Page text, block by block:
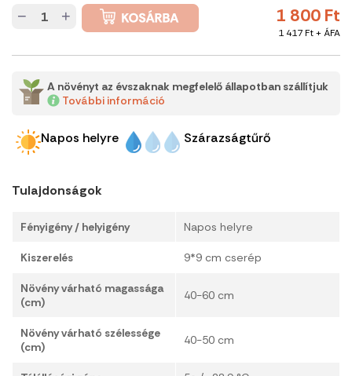
1 800 Ft
1 417 Ft + ÁFA
− +
A növényt az évszaknak megfelelő állapotban szállítjuk
További információ
Napos helyre Szárazságtűrő
Tulajdonságok
Fényigény / helyigény Napos helyre
Kiszerelés 9*9 cm cserép
Növény várható magassága
(cm)
40-60 cm
Növény várható szélessége
(cm)
40-50 cm